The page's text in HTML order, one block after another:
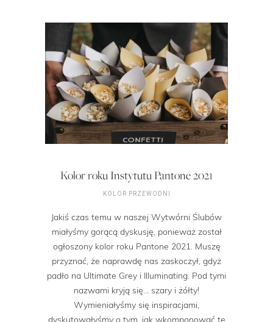
Kolor roku Instytutu Pantone 2021
KOLOR PRZEWODNI
Jakiś czas temu w naszej Wytwórni Ślubów
miałyśmy gorącą dyskusję, ponieważ został
ogłoszony kolor roku Pantone 2021. Muszę
przyznać, że naprawdę nas zaskoczył, gdyż
padło na Ultimate Grey i Illuminating. Pod tymi
nazwami kryją się… szary i żółty!
Wymieniałyśmy się inspiracjami,
dyskutowałyśmy o tym, jak wkomponować te